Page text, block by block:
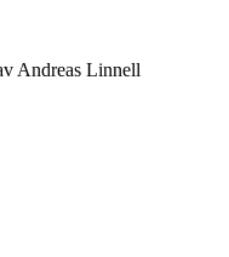
Andreas Linnell